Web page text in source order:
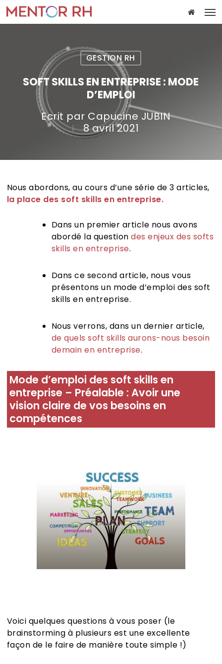
Skip
to
GESTION RH
SOFT SKILLS EN ENTREPRISE : MODE
D’EMPLOI
Ecrit par Capucine JUBIN
8 avril 2021
Nous abordons, au cours d’une série de 3 articles,
la place des soft skills en entreprise.
Dans un premier article nous avons
abordé la questiondes enjeux des softs
skills en entreprise.
Dans ce second article, nous vous
présentons un mode d’emploi des soft
skills en entreprise.
Nous verrons, dans un dernier article,
de quels soft skills aurons-nous besoin
demain en entreprise.
Mode d’emploi des soft skills en
entreprise – Préalable : Avoir une
vision claire de vos besoins en
compétences
Voici quelques questions à vous poser (le
brainstorming à plusieurs est une excellente
façon de le faire de manière toute simple !)